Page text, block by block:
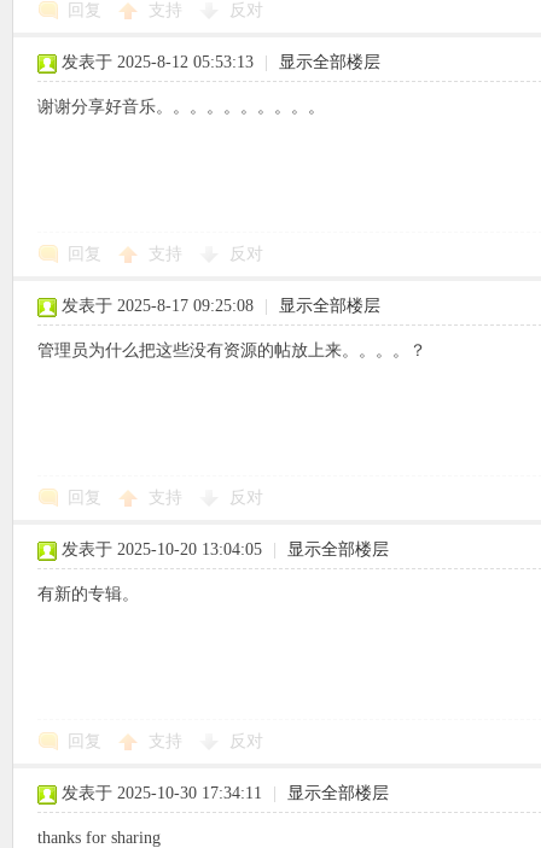
回复 支持 反对
发表于 2025-8-12 05:53:13 显示全部楼层
谢谢分享好音乐。。。。。。。。。。
回复 支持 反对
发表于 2025-8-17 09:25:08 显示全部楼层
管理员为什么把这些没有资源的帖放上来。。。。？
回复 支持 反对
发表于 2025-10-20 13:04:05 显示全部楼层
有新的专辑。
回复 支持 反对
发表于 2025-10-30 17:34:11 显示全部楼层
thanks for sharing